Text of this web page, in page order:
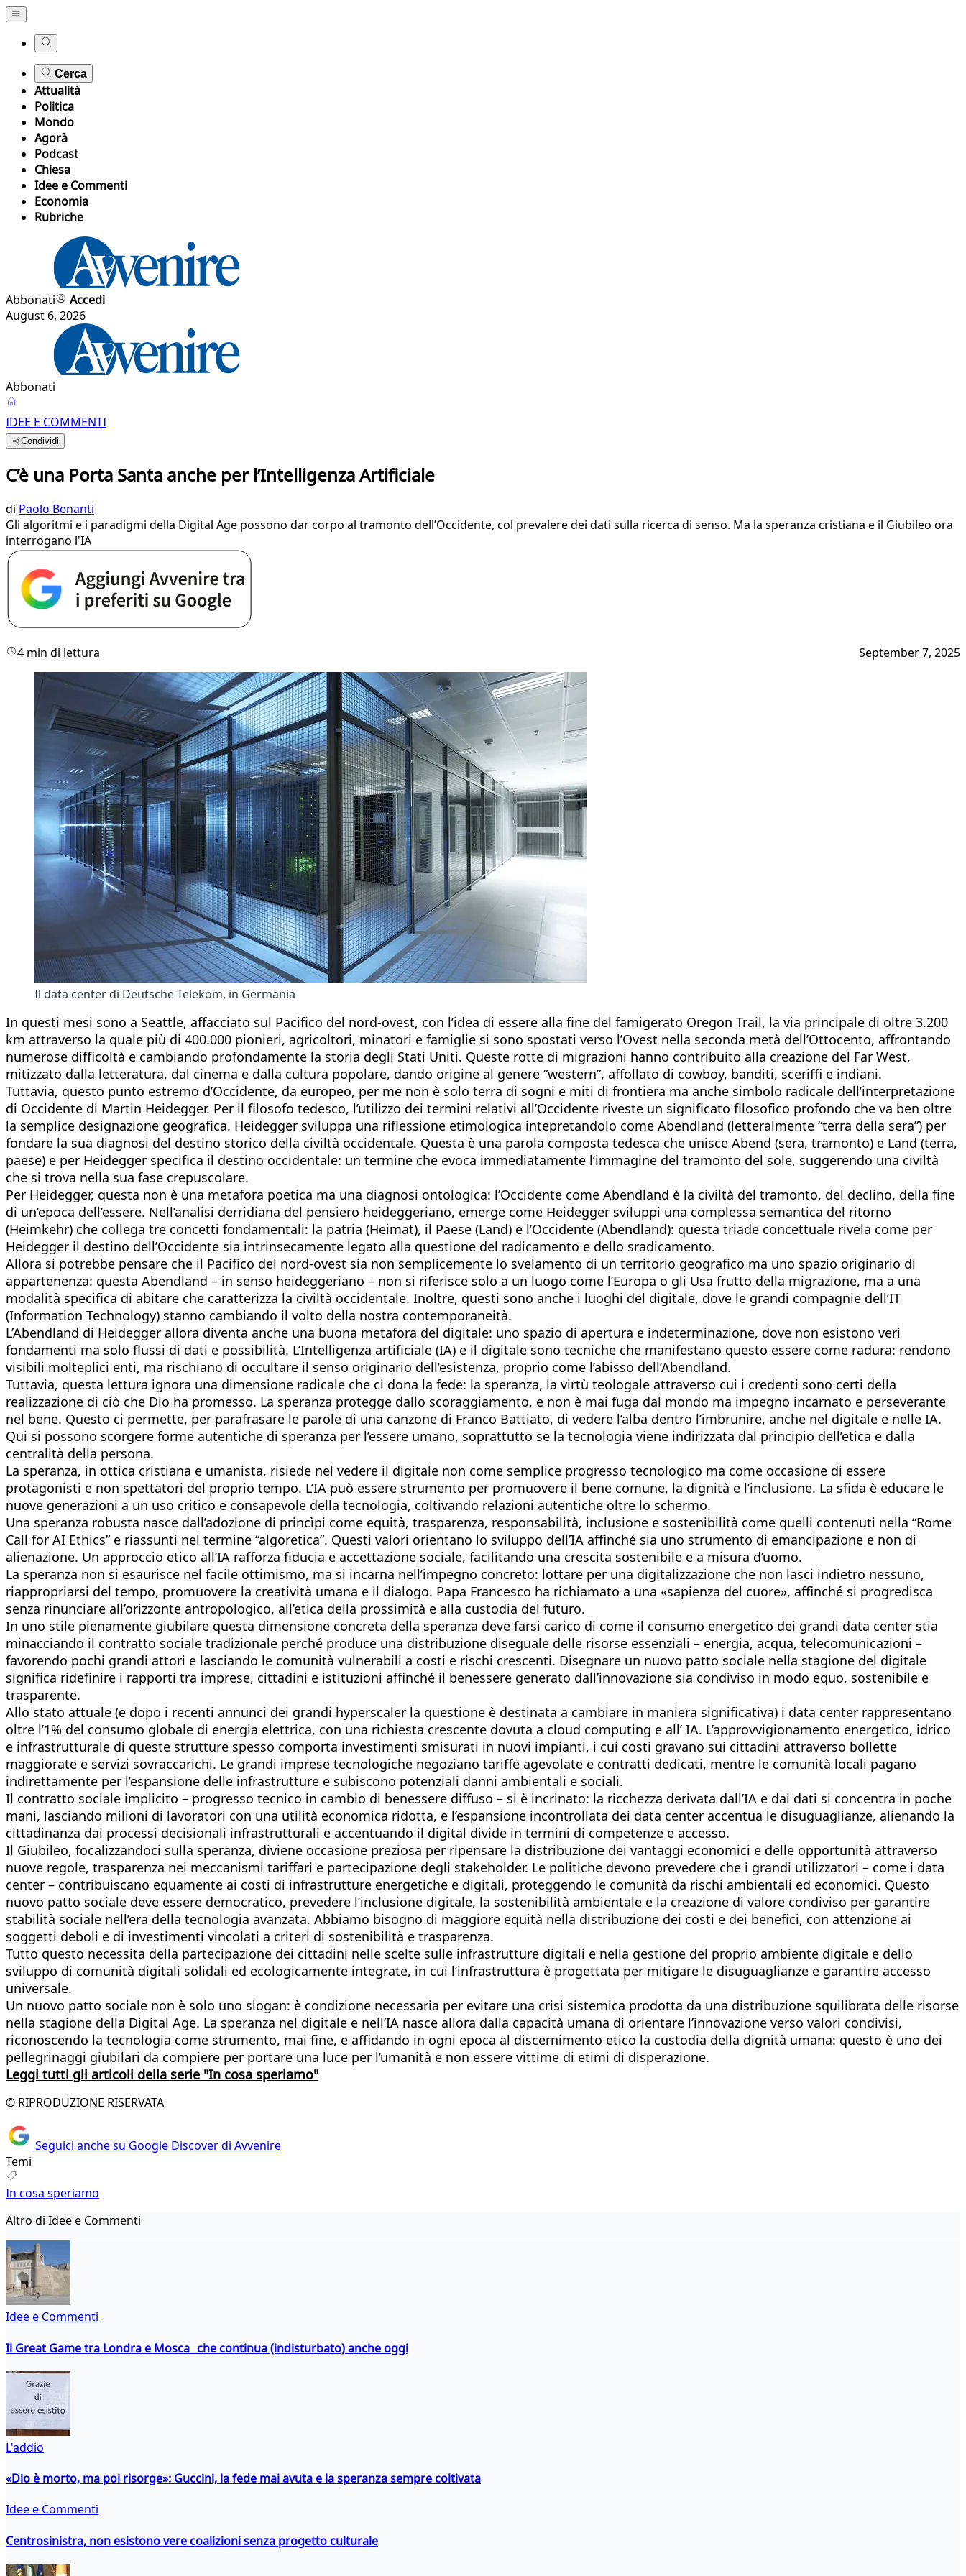
Cerca
Attualità
Politica
Mondo
Agorà
Podcast
Chiesa
Idee e Commenti
Economia
Rubriche
Abbonati
Accedi
August 6, 2026
Abbonati
IDEE E COMMENTI
Condividi
C’è una Porta Santa anche per l’Intelligenza Artificiale
di Paolo Benanti
Gli algoritmi e i paradigmi della Digital Age possono dar corpo al tramonto dell’Occidente, col prevalere dei dati sulla ricerca di senso. Ma la speranza cristiana e il Giubileo ora
interrogano l'IA
4 min di lettura September 7, 2025
Il data center di Deutsche Telekom, in Germania
In questi mesi sono a Seattle, affacciato sul Pacifico del nord-ovest, con l’idea di essere alla fine del famigerato Oregon Trail, la via principale di oltre 3.200
km attraverso la quale più di 400.000 pionieri, agricoltori, minatori e famiglie si sono spostati verso l’Ovest nella seconda metà dell’Ottocento, affrontando
numerose difficoltà e cambiando profondamente la storia degli Stati Uniti. Queste rotte di migrazioni hanno contribuito alla creazione del Far West,
mitizzato dalla letteratura, dal cinema e dalla cultura popolare, dando origine al genere “western”, affollato di cowboy, banditi, sceriffi e indiani.
Tuttavia, questo punto estremo d’Occidente, da europeo, per me non è solo terra di sogni e miti di frontiera ma anche simbolo radicale dell’interpretazione
di Occidente di Martin Heidegger. Per il filosofo tedesco, l’utilizzo dei termini relativi all’Occidente riveste un significato filosofico profondo che va ben oltre
la semplice designazione geografica. Heidegger sviluppa una riflessione etimologica intepretandolo come Abendland (letteralmente “terra della sera”) per
fondare la sua diagnosi del destino storico della civiltà occidentale. Questa è una parola composta tedesca che unisce Abend (sera, tramonto) e Land (terra,
paese) e per Heidegger specifica il destino occidentale: un termine che evoca immediatamente l’immagine del tramonto del sole, suggerendo una civiltà
che si trova nella sua fase crepuscolare.
Per Heidegger, questa non è una metafora poetica ma una diagnosi ontologica: l’Occidente come Abendland è la civiltà del tramonto, del declino, della fine
di un’epoca dell’essere. Nell’analisi derridiana del pensiero heideggeriano, emerge come Heidegger sviluppi una complessa semantica del ritorno
(Heimkehr) che collega tre concetti fondamentali: la patria (Heimat), il Paese (Land) e l’Occidente (Abendland): questa triade concettuale rivela come per
Heidegger il destino dell’Occidente sia intrinsecamente legato alla questione del radicamento e dello sradicamento.
Allora si potrebbe pensare che il Pacifico del nord-ovest sia non semplicemente lo svelamento di un territorio geografico ma uno spazio originario di
appartenenza: questa Abendland – in senso heideggeriano – non si riferisce solo a un luogo come l’Europa o gli Usa frutto della migrazione, ma a una
modalità specifica di abitare che caratterizza la civiltà occidentale. Inoltre, questi sono anche i luoghi del digitale, dove le grandi compagnie dell’IT
(Information Technology) stanno cambiando il volto della nostra contemporaneità.
L’Abendland di Heidegger allora diventa anche una buona metafora del digitale: uno spazio di apertura e indeterminazione, dove non esistono veri
fondamenti ma solo flussi di dati e possibilità. L’Intelligenza artificiale (IA) e il digitale sono tecniche che manifestano questo essere come radura: rendono
visibili molteplici enti, ma rischiano di occultare il senso originario dell’esistenza, proprio come l’abisso dell’Abendland.
Tuttavia, questa lettura ignora una dimensione radicale che ci dona la fede: la speranza, la virtù teologale attraverso cui i credenti sono certi della
realizzazione di ciò che Dio ha promesso. La speranza protegge dallo scoraggiamento, e non è mai fuga dal mondo ma impegno incarnato e perseverante
nel bene. Questo ci permette, per parafrasare le parole di una canzone di Franco Battiato, di vedere l’alba dentro l’imbrunire, anche nel digitale e nelle IA.
Qui si possono scorgere forme autentiche di speranza per l’essere umano, soprattutto se la tecnologia viene indirizzata dal principio dell’etica e dalla
centralità della persona.
La speranza, in ottica cristiana e umanista, risiede nel vedere il digitale non come semplice progresso tecnologico ma come occasione di essere
protagonisti e non spettatori del proprio tempo. L’IA può essere strumento per promuovere il bene comune, la dignità e l’inclusione. La sfida è educare le
nuove generazioni a un uso critico e consapevole della tecnologia, coltivando relazioni autentiche oltre lo schermo.
Una speranza robusta nasce dall’adozione di princìpi come equità, trasparenza, responsabilità, inclusione e sostenibilità come quelli contenuti nella “Rome
Call for AI Ethics” e riassunti nel termine “algoretica”. Questi valori orientano lo sviluppo dell’IA affinché sia uno strumento di emancipazione e non di
alienazione. Un approccio etico all’IA rafforza fiducia e accettazione sociale, facilitando una crescita sostenibile e a misura d’uomo.
La speranza non si esaurisce nel facile ottimismo, ma si incarna nell’impegno concreto: lottare per una digitalizzazione che non lasci indietro nessuno,
riappropriarsi del tempo, promuovere la creatività umana e il dialogo. Papa Francesco ha richiamato a una «sapienza del cuore», affinché si progredisca
senza rinunciare all’orizzonte antropologico, all’etica della prossimità e alla custodia del futuro.
In uno stile pienamente giubilare questa dimensione concreta della speranza deve farsi carico di come il consumo energetico dei grandi data center stia
minacciando il contratto sociale tradizionale perché produce una distribuzione diseguale delle risorse essenziali – energia, acqua, telecomunicazioni –
favorendo pochi grandi attori e lasciando le comunità vulnerabili a costi e rischi crescenti. Disegnare un nuovo patto sociale nella stagione del digitale
significa ridefinire i rapporti tra imprese, cittadini e istituzioni affinché il benessere generato dall’innovazione sia condiviso in modo equo, sostenibile e
trasparente.
Allo stato attuale (e dopo i recenti annunci dei grandi hyperscaler la questione è destinata a cambiare in maniera significativa) i data center rappresentano
oltre l’1% del consumo globale di energia elettrica, con una richiesta crescente dovuta a cloud computing e all’ IA. L’approvvigionamento energetico, idrico
e infrastrutturale di queste strutture spesso comporta investimenti smisurati in nuovi impianti, i cui costi gravano sui cittadini attraverso bollette
maggiorate e servizi sovraccarichi. Le grandi imprese tecnologiche negoziano tariffe agevolate e contratti dedicati, mentre le comunità locali pagano
indirettamente per l’espansione delle infrastrutture e subiscono potenziali danni ambientali e sociali.
Il contratto sociale implicito – progresso tecnico in cambio di benessere diffuso – si è incrinato: la ricchezza derivata dall’IA e dai dati si concentra in poche
mani, lasciando milioni di lavoratori con una utilità economica ridotta, e l’espansione incontrollata dei data center accentua le disuguaglianze, alienando la
cittadinanza dai processi decisionali infrastrutturali e accentuando il digital divide in termini di competenze e accesso.
Il Giubileo, focalizzandoci sulla speranza, diviene occasione preziosa per ripensare la distribuzione dei vantaggi economici e delle opportunità attraverso
nuove regole, trasparenza nei meccanismi tariffari e partecipazione degli stakeholder. Le politiche devono prevedere che i grandi utilizzatori – come i data
center – contribuiscano equamente ai costi di infrastrutture energetiche e digitali, proteggendo le comunità da rischi ambientali ed economici. Questo
nuovo patto sociale deve essere democratico, prevedere l’inclusione digitale, la sostenibilità ambientale e la creazione di valore condiviso per garantire
stabilità sociale nell’era della tecnologia avanzata. Abbiamo bisogno di maggiore equità nella distribuzione dei costi e dei benefici, con attenzione ai
soggetti deboli e di investimenti vincolati a criteri di sostenibilità e trasparenza.
Tutto questo necessita della partecipazione dei cittadini nelle scelte sulle infrastrutture digitali e nella gestione del proprio ambiente digitale e dello
sviluppo di comunità digitali solidali ed ecologicamente integrate, in cui l’infrastruttura è progettata per mitigare le disuguaglianze e garantire accesso
universale.
Un nuovo patto sociale non è solo uno slogan: è condizione necessaria per evitare una crisi sistemica prodotta da una distribuzione squilibrata delle risorse
nella stagione della Digital Age. La speranza nel digitale e nell’IA nasce allora dalla capacità umana di orientare l’innovazione verso valori condivisi,
riconoscendo la tecnologia come strumento, mai fine, e affidando in ogni epoca al discernimento etico la custodia della dignità umana: questo è uno dei
pellegrinaggi giubilari da compiere per portare una luce per l’umanità e non essere vittime di etimi di disperazione.
Leggi tutti gli articoli della serie "In cosa speriamo"
© RIPRODUZIONE RISERVATA
Seguici anche su Google Discover di Avvenire
Temi
In cosa speriamo
Altro di Idee e Commenti
Idee e Commenti
Il Great Game tra Londra e Mosca che continua (indisturbato) anche oggi
L'addio
«Dio è morto, ma poi risorge»: Guccini, la fede mai avuta e la speranza sempre coltivata
Idee e Commenti
Centrosinistra, non esistono vere coalizioni senza progetto culturale